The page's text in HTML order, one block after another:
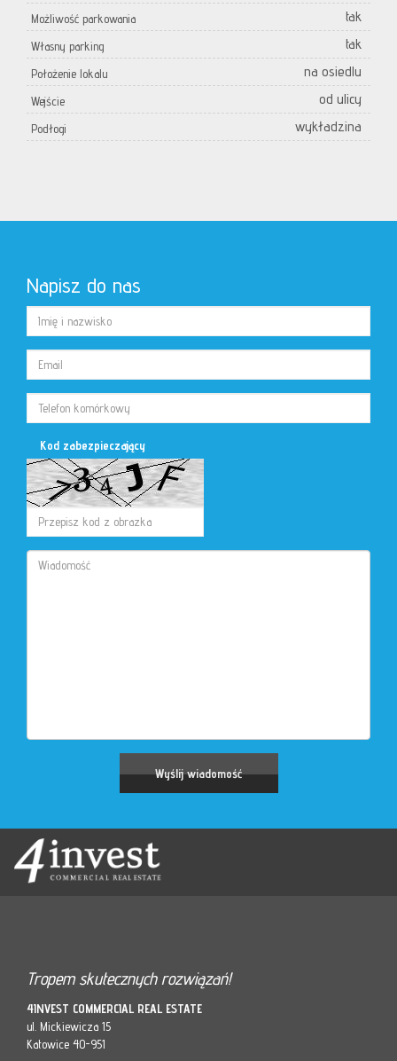
Możliwość parkowania tak
Własny parking tak
Położenie lokalu na osiedlu
Wejście od ulicy
Podłogi wykładzina
Napisz do nas
Kod zabezpieczający
Tropem skutecznych rozwiązań!
4INVEST COMMERCIAL REAL ESTATE
ul. Mickiewicza 15
Katowice 40-951